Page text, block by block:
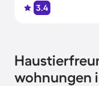
3.4
wohnungen